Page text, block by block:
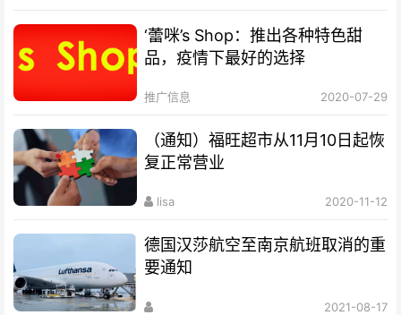
‘蕾咪’s Shop：推出各种特色甜
品，疫情下最好的选择
推广信息 2020-07-29
（通知）福旺超市从11月10日起恢
复正常营业
lisa 2020-11-12
德国汉莎航空至南京航班取消的重
要通知
2021-08-17